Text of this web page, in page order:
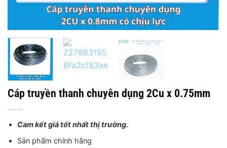
Cáp truyền thanh chuyên dụng 2Cu x 0.75mm
Cam kết giá tốt nhất thị trường.
Sản phẩm chính hãng